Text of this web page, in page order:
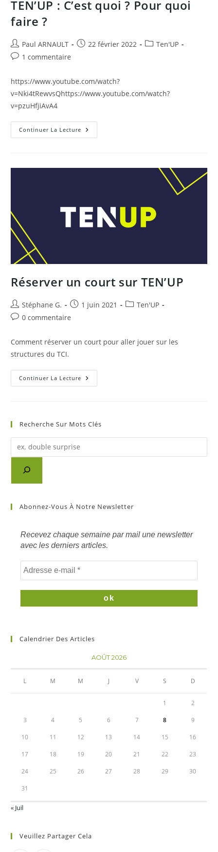
TEN’UP : C’est quoi ? Pour quoi
faire ?
Auteur/autrice
de
Paul ARNAULT
Publication
22 février 2022
PostTen'UP
Commentaires
la
publication :
1 commentaire
https://www.youtube.com/watch?
v=Nki4tRewvsQhttps://www.youtube.com/watch?
v=pzuHfjiAvA4
Continuer La Lecture TEN’UP
:
Quoi
Réserver un court sur TEN’UP
Auteur/autrice
de
Stéphane G.
Publication
publiée :
1 juin 2021
PostTen'UP
Commentaires
la
publication :
0 commentaire
Comment réserver un court pour aller jouer sur les
structures du TCI.
Continuer La Lecture Réserver
Un
Recherche Sur Mots Clés
Recherche
d'un
article
clésAbonnez-Vous À Notre Newsletter
Recevez chaque semaine par mail une newsletter
avec les derniers articles.
Calendrier Des Articles
AOÛT 2026
L M M J V S D
1 2
3 4 5 6 7 8 9
10 11 12 13 14 15 16
17 18 19 20 21 22 23
24 25 26 27 28 29 30
31
« Juil
Veuillez Partager Cela